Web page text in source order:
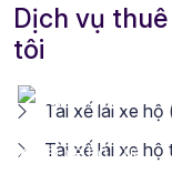
Dịch vụ
tôi
Tài xế lái xe
Tài xế lái xe hộ